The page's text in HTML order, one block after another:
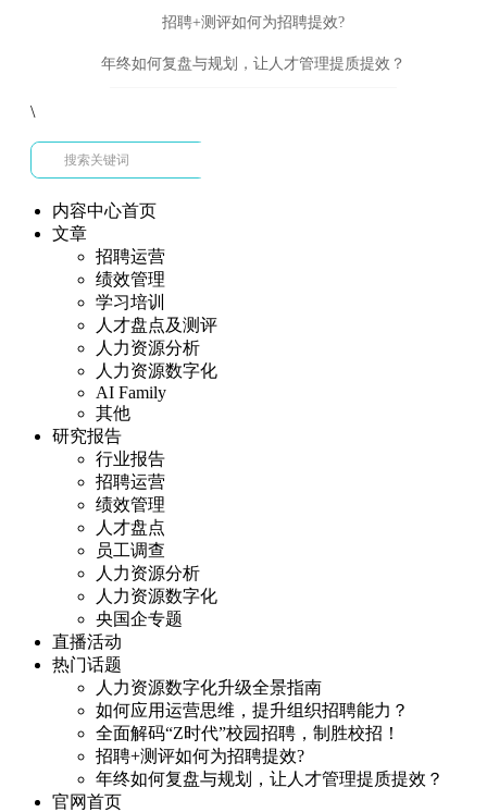
招聘+测评如何为招聘提效?
年终如何复盘与规划，让人才管理提质提效？
\
内容中心首页
文章
招聘运营
绩效管理
学习培训
人才盘点及测评
人力资源分析
人力资源数字化
AI Family
其他
研究报告
行业报告
招聘运营
绩效管理
人才盘点
员工调查
人力资源分析
人力资源数字化
央国企专题
直播活动
热门话题
人力资源数字化升级全景指南
如何应用运营思维，提升组织招聘能力？
全面解码“Z时代”校园招聘，制胜校招！
招聘+测评如何为招聘提效?
年终如何复盘与规划，让人才管理提质提效？
官网首页